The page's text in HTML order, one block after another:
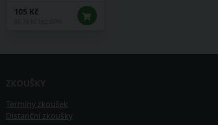
105 Kč
Termíny zkoušek
Distanční zkoušky